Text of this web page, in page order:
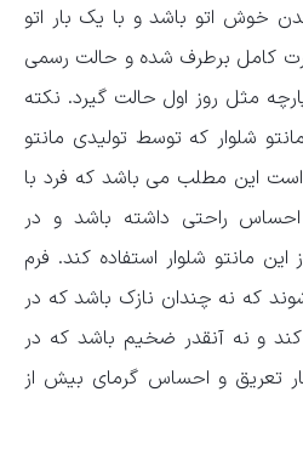
خوش اتو باشد و با یک بار اتو
کامل برطرف شده و حالت رسمی
مثل روز اول حالت گیرد. نکته
شلوار که توسط تولیدی مانتو
است این مطلب می باشد که فرد با
احساس راحتی داشته باشد و در
این مانتو ‌شلوار استفاده کند. فرم
که نه چندان نازک باشد که در
و نه آنقدر ضخیم باشد که در
تعریق و احساس گرمای بیش از